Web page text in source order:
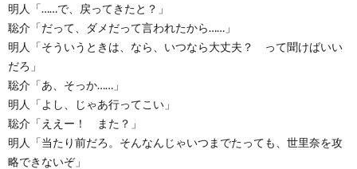
明人「……で、戻ってきたと？」
聡介「だって、ダメだって言われたから……」
明人「そういうときは、なら、いつなら大丈夫？ って聞けばいい
だろ」
聡介「あ、そっか……」
明人「よし、じゃあ行ってこい」
聡介「ええー！ また？」
明人「当たり前だろ。そんなんじゃいつまでたっても、世里奈を攻
略できないぞ」